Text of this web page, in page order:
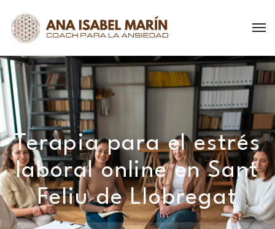
Terapia para el estrés
laboral online en Sant
Feliu de Llobregat